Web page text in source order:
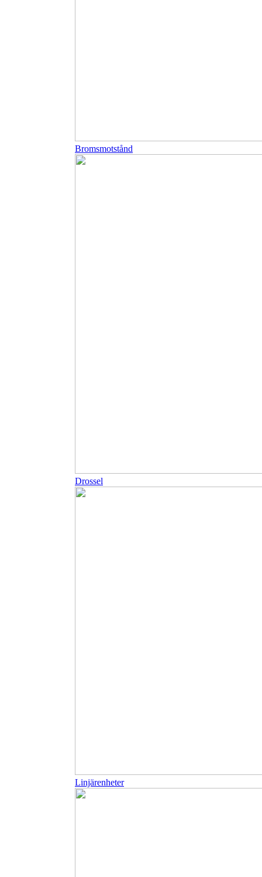
Bromsmotstånd
Drossel
Linjärenheter